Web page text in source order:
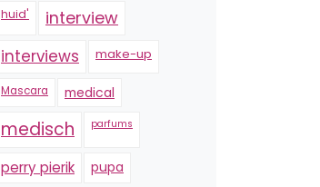
huid' interview
interviews make-up
Mascara medical
medisch parfums
perry pierik pupa